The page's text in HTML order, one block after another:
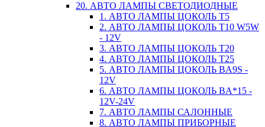
20. АВТО ЛАМПЫ СВЕТОДИОДНЫЕ
1. АВТО ЛАМПЫ ЦОКОЛЬ T5
2. АВТО ЛАМПЫ ЦОКОЛЬ T10 W5W
- 12V
3. АВТО ЛАМПЫ ЦОКОЛЬ T20
4. АВТО ЛАМПЫ ЦОКОЛЬ T25
5. АВТО ЛАМПЫ ЦОКОЛЬ BA9S -
12V
6. АВТО ЛАМПЫ ЦОКОЛЬ BA*15 -
12V-24V
7. АВТО ЛАМПЫ САЛОННЫЕ
8. АВТО ЛАМПЫ ПРИБОРНЫЕ